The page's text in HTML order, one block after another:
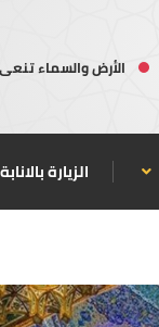
الأرض والسماء
الزيارة بالانابة